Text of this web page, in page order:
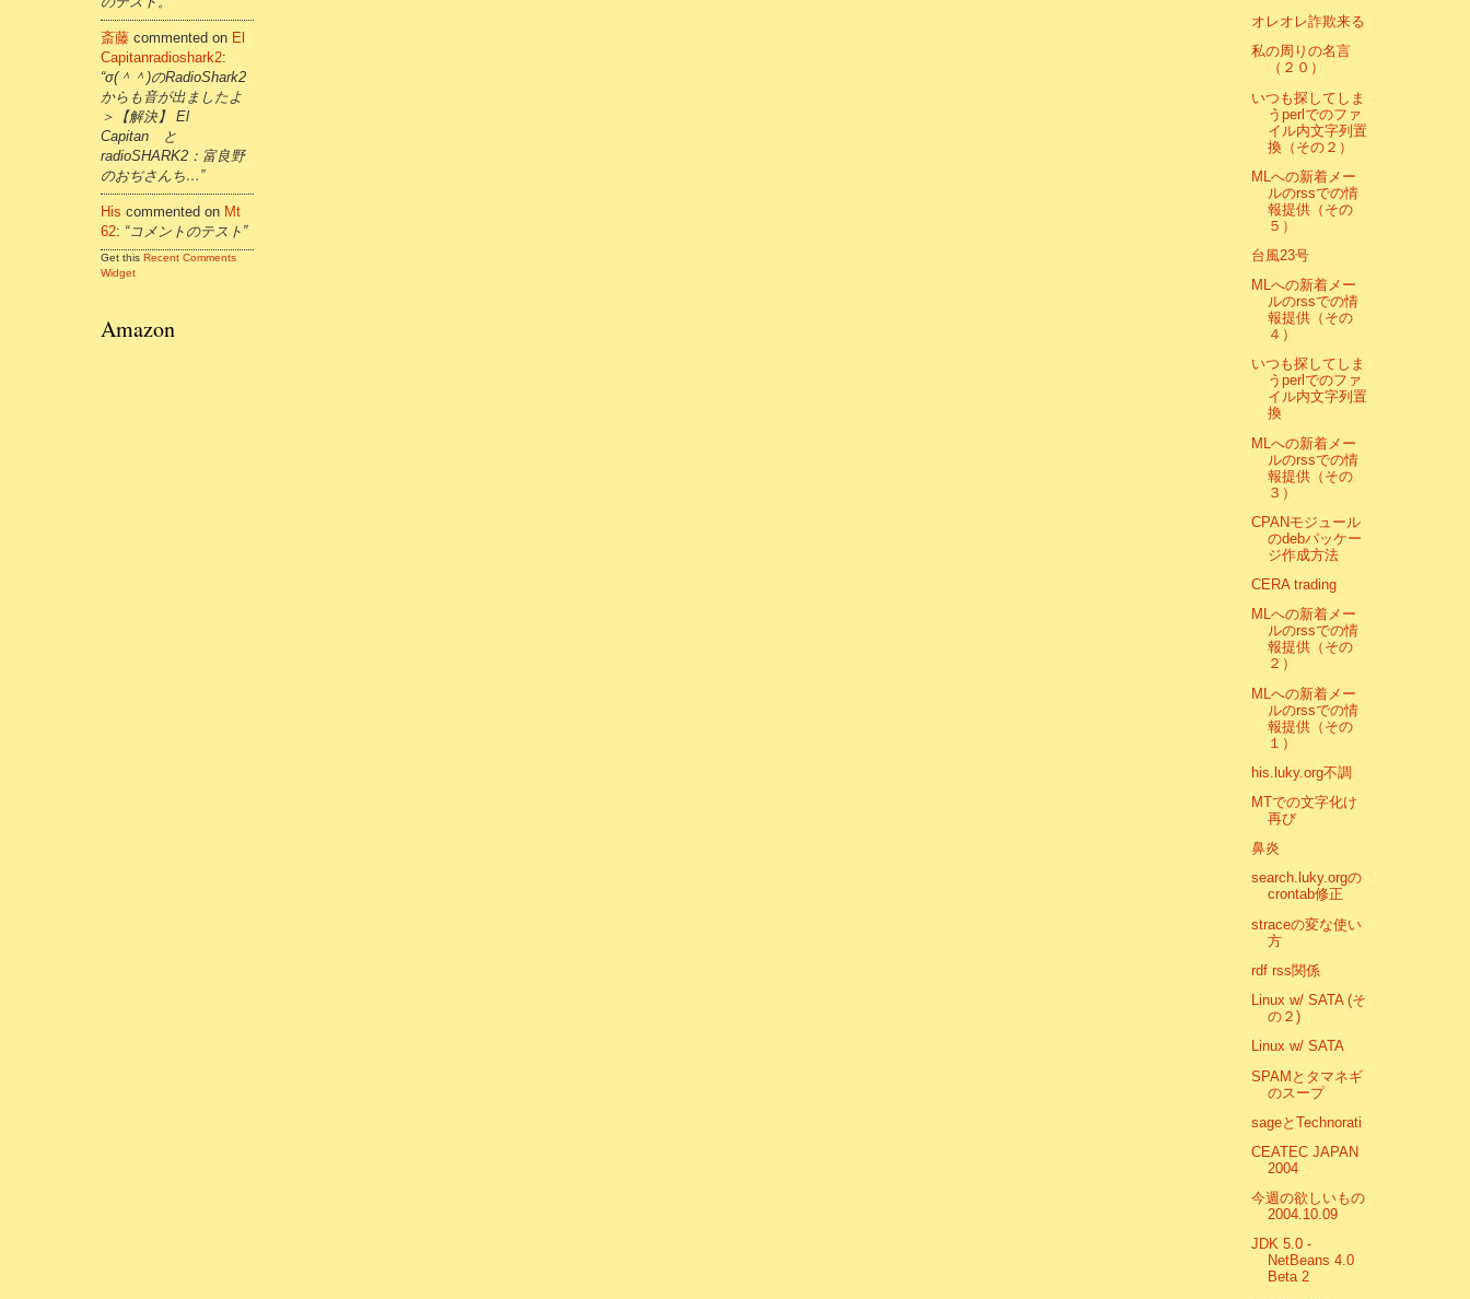
斎藤 commented on El
Capitanradioshark2:
“σ(＾＾)のRadioShark2
からも音が出ましたよ
＞【解決】 El
Capitan と
radioSHARK2：富良野
のおぢさんち…”
His commented on Mt
62: “コメントのテスト”
Get this Recent Comments
Widget
Amazon
オレオレ詐欺来る
私の周りの名言
（２０）
いつも探してしま
うperlでのファ
イル内文字列置
換（その２）
MLへの新着メー
ルのrssでの情
報提供（その
５）
台風23号
MLへの新着メー
ルのrssでの情
報提供（その
４）
いつも探してしま
うperlでのファ
イル内文字列置
換
MLへの新着メー
ルのrssでの情
報提供（その
３）
CPANモジュール
のdebパッケー
ジ作成方法
CERA trading
MLへの新着メー
ルのrssでの情
報提供（その
２）
MLへの新着メー
ルのrssでの情
報提供（その
１）
his.luky.org不調
MTでの文字化け
再び
鼻炎
search.luky.orgの
crontab修正
straceの変な使い
方
rdf rss関係
Linux w/ SATA (そ
の２)
Linux w/ SATA
SPAMとタマネギ
のスープ
sageとTechnorati
CEATEC JAPAN
2004
今週の欲しいもの
2004.10.09
JDK 5.0 -
NetBeans 4.0
Beta 2